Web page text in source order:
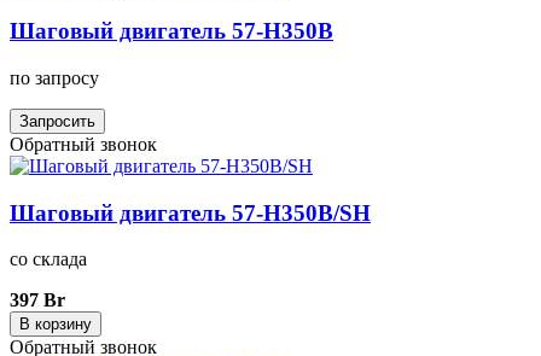
Шаговый двигатель 57-H350B
по запросу
Запросить
Обратный звонок
Шаговый двигатель 57-H350B/SH
со склада
397 Br
В корзину
Обратный звонок